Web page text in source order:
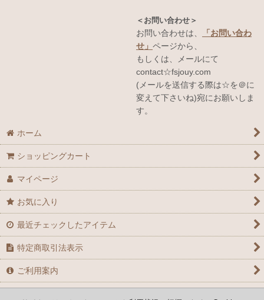
＜お問い合わせ＞
お問い合わせは、
「お問い合わ
せ」 ページから、
もしくは、メールにて
contact☆fsjouy.com
(メールを送信する際は☆を＠に
変えて下さいね)宛にお願いしま
す。
ホーム
ショッピングカート
マイページ
お気に入り
最近チェックしたアイテム
特定商取引法表示
ご利用案内